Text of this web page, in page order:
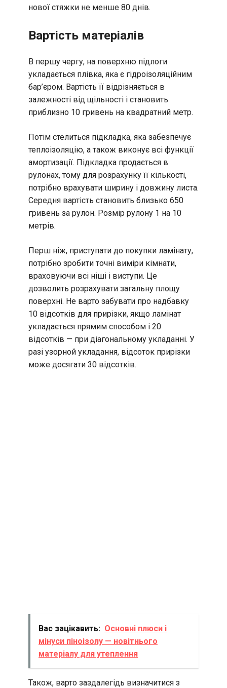
нової стяжки не менше 80 днів.
Вартість матеріалів
В першу чергу, на поверхню підлоги
укладається плівка, яка є гідроізоляційним
бар’єром. Вартість її відрізняється в
залежності від щільності і становить
приблизно 10 гривень на квадратний метр.
Потім стелиться підкладка, яка забезпечує
теплоізоляцію, а також виконує всі функції
амортизації. Підкладка продається в
рулонах, тому для розрахунку її кількості,
потрібно врахувати ширину і довжину листа.
Середня вартість становить близько 650
гривень за рулон. Розмір рулону 1 на 10
метрів.
Перш ніж, приступати до покупки ламінату,
потрібно зробити точні виміри кімнати,
враховуючи всі ніші і виступи. Це
дозволить розрахувати загальну площу
поверхні. Не варто забувати про надбавку
10 відсотків для прирізки, якщо ламінат
укладається прямим способом і 20
відсотків — при діагональному укладанні. У
разі узорной укладання, відсоток прирізки
може досягати 30 відсотків.
Вас зацікавить: Основні плюси і
мінуси піноізолу — новітнього
матеріалу для утеплення
Також, варто заздалегідь визначитися з